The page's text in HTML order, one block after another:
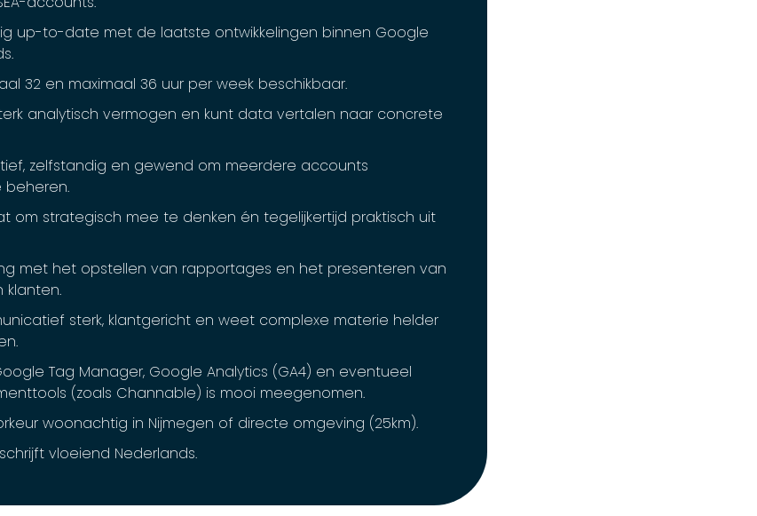
up-to-date met de laatste ontwikkelingen binnen Google
32 en maximaal 36 uur per week beschikbaar.
analytisch vermogen en kunt data vertalen naar concrete
zelfstandig en gewend om meerdere accounts
beheren.
om strategisch mee te denken én tegelijkertijd praktisch uit
met het opstellen van rapportages en het presenteren van
klanten.
sterk, klantgericht en weet complexe materie helder
Tag Manager, Google Analytics (GA4) en eventueel
(zoals Channable) is mooi meegenomen.
woonachtig in Nijmegen of directe omgeving (25km).
vloeiend Nederlands.